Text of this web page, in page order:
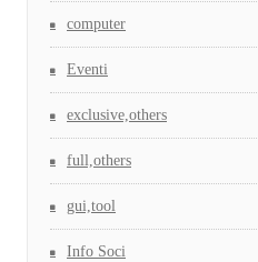
computer
Eventi
exclusive,others
full,others
gui,tool
Info Soci